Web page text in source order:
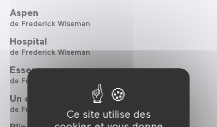
Ce site utilise des
Aspen
de Frederick Wiseman
Hospital
de Frederick Wiseman
Essene
de Frederick Wiseman
Un couple
de Frederick Wiseman